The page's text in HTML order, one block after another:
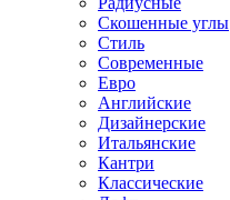
Скошенные углы
Стиль
Современные
Евро
Английские
Дизайнерские
Итальянские
Кантри
Классические